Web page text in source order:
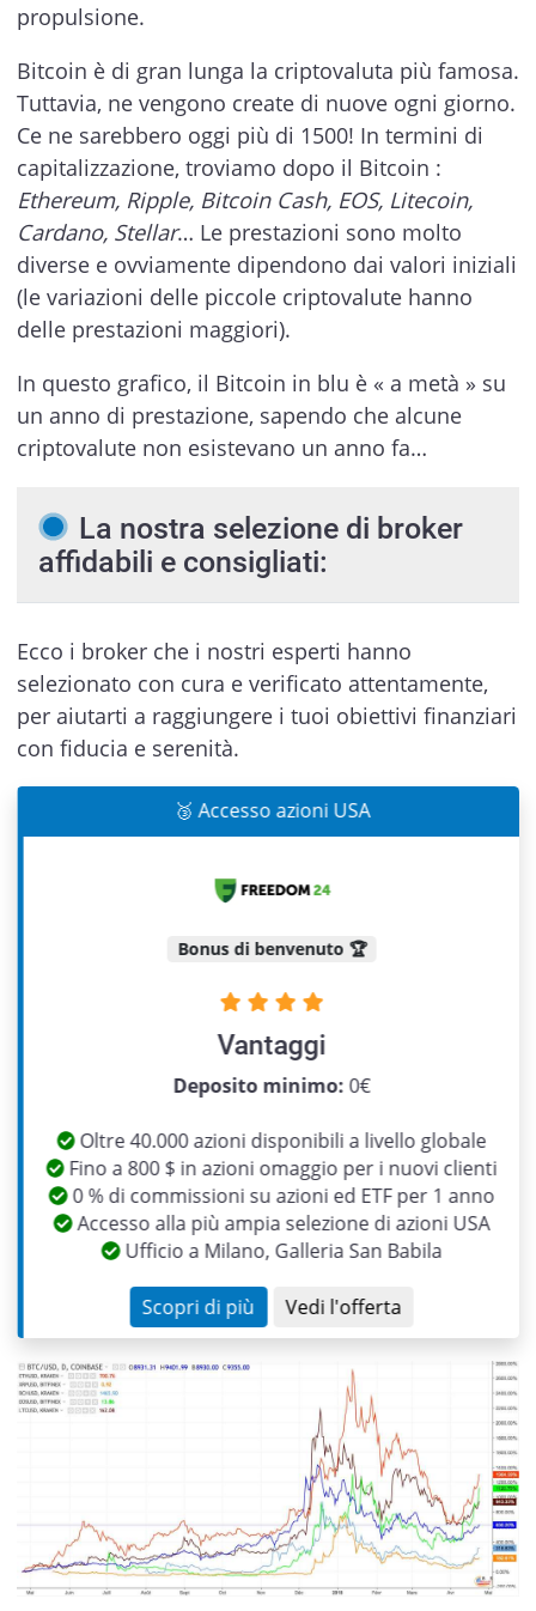
propulsione.
Bitcoin è di gran lunga la criptovaluta più famosa.
Tuttavia, ne vengono create di nuove ogni giorno.
Ce ne sarebbero oggi più di 1500! In termini di
capitalizzazione, troviamo dopo il Bitcoin :
Ethereum, Ripple, Bitcoin Cash, EOS, Litecoin,
Cardano, Stellar… Le prestazioni sono molto
diverse e ovviamente dipendono dai valori iniziali
(le variazioni delle piccole criptovalute hanno
delle prestazioni maggiori).
In questo grafico, il Bitcoin in blu è « a metà » su
un anno di prestazione, sapendo che alcune
criptovalute non esistevano un anno fa…
La nostra selezione di broker
affidabili e consigliati:
Ecco i broker che i nostri esperti hanno
selezionato con cura e verificato attentamente,
per aiutarti a raggiungere i tuoi obiettivi finanziari
con fiducia e serenità.
🥉 Accesso azioni USA
Bonus di benvenuto 🏆
Vantaggi
Deposito minimo: 0€
Oltre 40.000 azioni disponibili a livello globale
Fino a 800 $ in azioni omaggio per i nuovi clienti
0 % di commissioni su azioni ed ETF per 1 anno
Accesso alla più ampia selezione di azioni USA
Ufficio a Milano, Galleria San Babila
Scopri di più Vedi l'offerta